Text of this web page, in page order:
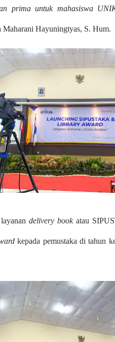
prima untuk mahasiswa
Hayuningtyas, S. Hum.
layanandelivery bookatau
kepada pemustaka di tahun